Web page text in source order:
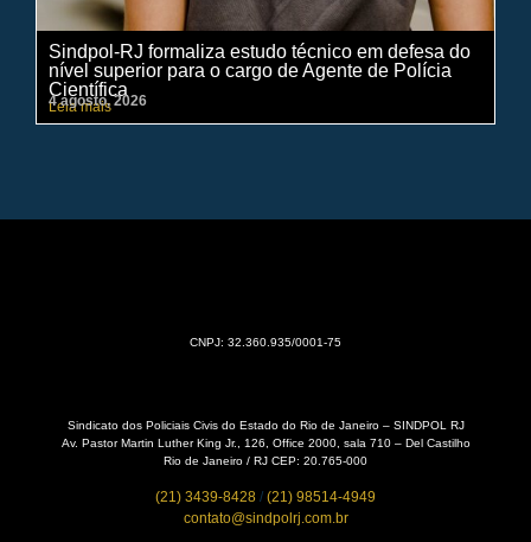
Sindpol-RJ formaliza estudo técnico em defesa do
nível superior para o cargo de Agente de Polícia
Científica
Leia mais
4 agosto, 2026
CNPJ: 32.360.935/0001-75
Sindicato dos Policiais Civis do Estado do Rio de Janeiro – SINDPOL RJ
Av. Pastor Martin Luther King Jr., 126, Office 2000, sala 710 – Del Castilho
Rio de Janeiro / RJ CEP: 20.765-000
(21) 3439-8428 / (21) 98514-4949
contato@sindpolrj.com.br